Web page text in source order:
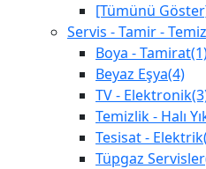
[Tümünü
Servis - Tamir -
Boya -
Beyaz Eşya(4)
TV -
Temizlik - Halı
Tesisat -
Tüpgaz